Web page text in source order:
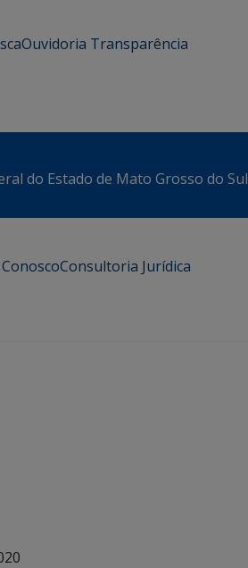
Ouvidoria Transparência
do Estado de Mato Grosso do Sul
Consultoria Jurídica